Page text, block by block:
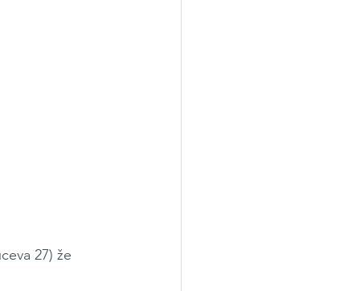
27) že